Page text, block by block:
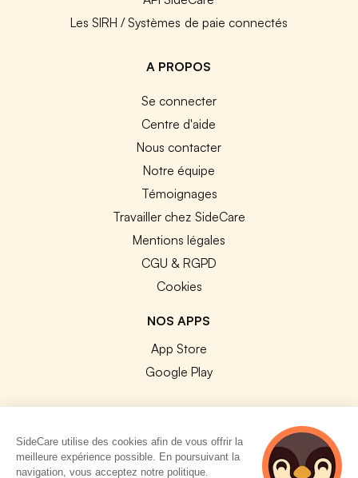
Les SIRH / Systèmes de paie connectés
A PROPOS
Se connecter
Centre d'aide
Nous contacter
Notre équipe
Témoignages
Travailler chez SideCare
Mentions légales
CGU & RGPD
Cookies
NOS APPS
App Store
Google Play
© 2026 SideCare. Tous droits réservés.
SideCare utilise des cookies afin de vous offrir la
meilleure expérience possible. En poursuivant la
navigation, vous acceptez notre politique.